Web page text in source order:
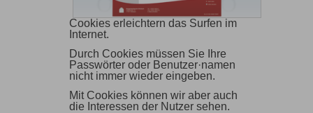
Cookies erleichtern das Surfen im
Internet.
Durch Cookies müssen Sie Ihre
Passwörter oder Benutzer·namen
nicht immer wieder eingeben.
Mit Cookies können wir aber auch
die Interessen der Nutzer sehen.